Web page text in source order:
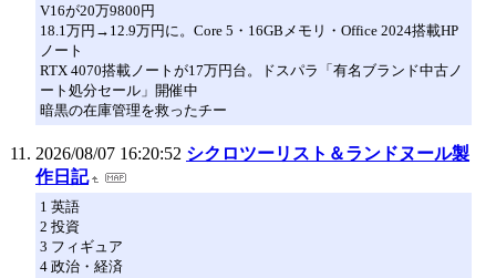
V16が20万9800円
18.1万円→12.9万円に。Core 5・16GBメモリ・Office 2024搭載HP
ノート
RTX 4070搭載ノートが17万円台。ドスパラ「有名ブランド中古ノ
ート処分セール」開催中
暗黒の在庫管理を救ったチー
2026/08/07 16:20:52 シクロツーリスト＆ランドヌール製
作日記
1 英語
2 投資
3 フィギュア
4 政治・経済